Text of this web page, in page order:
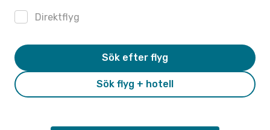
Direktflyg
Sök flyg + hotell
Sök efter flyg